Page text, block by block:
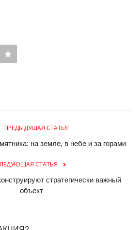
ПРЕДЫДУЩАЯ СТАТЬЯ
на земле, в небе и за горами
СТАТЬЯ
стратегически важный
объект